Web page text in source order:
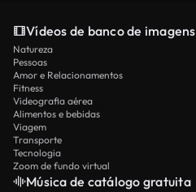
Vídeos de banco de
Natureza
Pessoas
Amor e Relacionamentos
Fitness
Videografia aérea
Alimentos e bebidas
Viagem
Transporte
Tecnologia
Zoom de fundo virtual
Música de catálogo gratuita